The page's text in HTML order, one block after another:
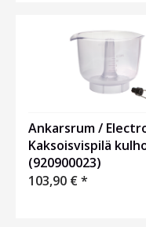
Ankarsrum /
Kaksoisvispilä
(920900023)
103,90 €*